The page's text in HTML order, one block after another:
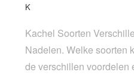
K
Kachel Soorten
Nadelen. Welke soorten
de verschillen voordelen